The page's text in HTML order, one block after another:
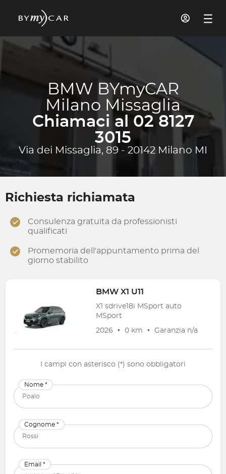
BMW BYmyCAR
Milano Missaglia
Chiamaci al 02 8127
3015
Via dei Missaglia, 89 - 20142 Milano MI
Richiesta richiamata
Consulenza gratuita da professionisti
qualificati
Promemoria dell'appuntamento prima del
giorno stabilito
BMWX1 U11
X1 sdrive18i MSport auto
MSport
2026 • 0 km • Garanzia n/a
I campi con asterisco (*) sono obbligatori
Nome *
Cognome *
Email *